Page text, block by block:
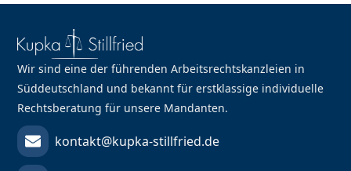
Wir sind eine der führenden Arbeitsrechtskanzleien in
Süddeutschland und bekannt für erstklassige individuelle
Rechtsberatung für unsere Mandanten.
kontakt@kupka-stillfried.de